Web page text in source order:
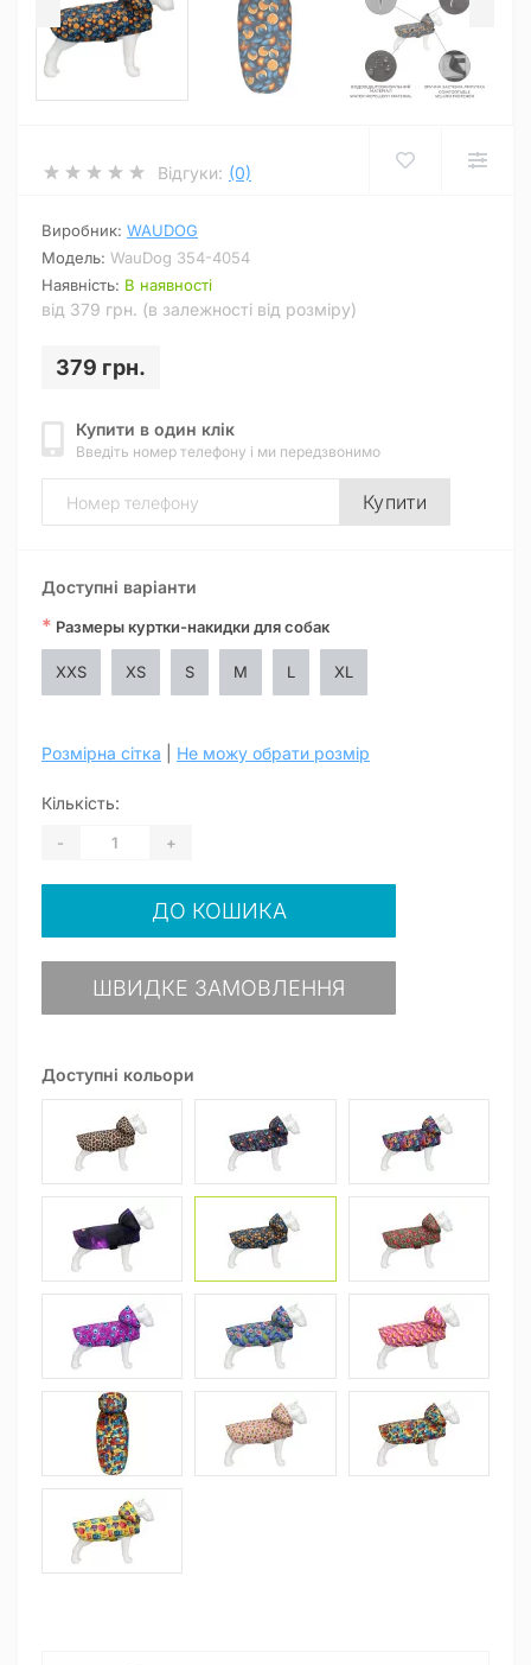
Відгуки: (0)
Виробник: WAUDOG
Модель: WauDog 354-4054
Наявність: В наявності
від 379 грн. (в залежності від розміру)
379 грн.
Купити в один клік
Введіть номер телефону і ми передзвонимо
Купити
Доступні кольори
Доступні варіанти
* Размеры куртки-накидки для собак
XXS XS S M L XL
Розмірна сітка Не можу обрати розмір
Кількість:
- +
ДО КОШИКА
ШВИДКЕ ЗАМОВЛЕННЯ